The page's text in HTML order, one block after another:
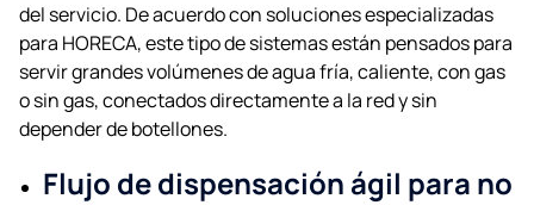
del servicio. De acuerdo con soluciones especializadas
para HORECA, este tipo de sistemas están pensados para
servir grandes volúmenes de agua fría, caliente, con gas
o sin gas, conectados directamente a la red y sin
depender de botellones.
Flujo de dispensación ágil para no